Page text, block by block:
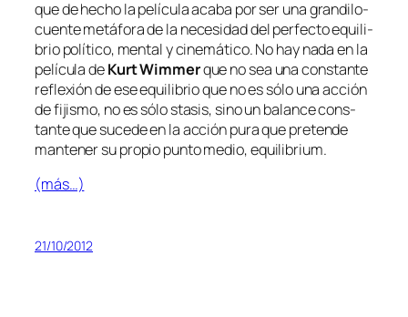
que de he­cho la pe­lí­cu­la aca­ba por ser una gran­di­lo­
cuen­te me­tá­fo­ra de la ne­ce­si­dad del per­fec­to equi­li­
brio po­lí­ti­co, men­tal y ci­ne­má­ti­co. No hay na­da en la
pe­lí­cu­la deKurt Wimmerque no sea una cons­tan­te
re­fle­xión de ese equi­li­brio que no es só­lo una ac­ción
de fi­jis­mo, no es só­losta­sis, sino un ba­lan­ce cons­
tan­te que su­ce­de en la ac­ción pu­ra que pre­ten­de
man­te­ner su pro­pio pun­to me­dio,equi­li­brium.
(más…)
21/10/2012